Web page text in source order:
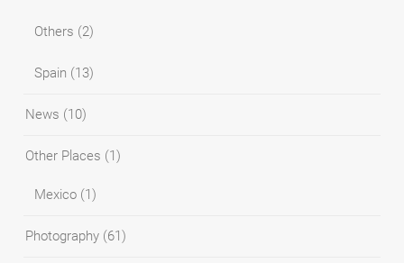
Others (2)
Spain (13)
News (10)
Other Places (1)
Mexico (1)
Photography (61)